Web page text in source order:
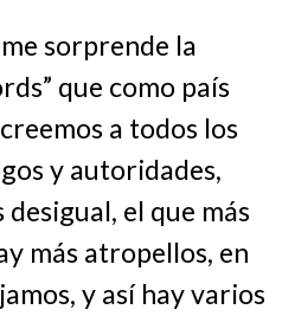
sorprende la
que como país
a todos los
y autoridades,
desigual, el que más
más atropellos, en
y así hay varios